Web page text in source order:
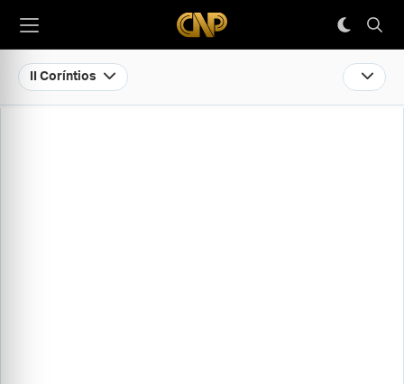
II Coríntios